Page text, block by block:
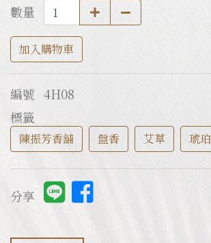
數量
加入購物車
編號 4H08
標籤
陳振芳香舖 盤香 艾草 琥珀
分享